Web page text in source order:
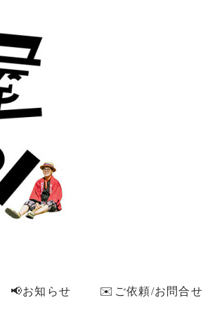
📢お知らせ ✉️ご依頼/お問合せ